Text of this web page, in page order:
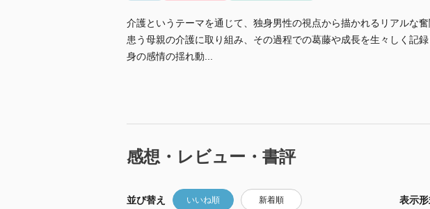
介護というテーマを通じて、独身男性の視点から描かれるリアルな
患う母親の介護に取り組み、その過程での葛藤や成長を生々しく記
身の感情の揺れ動...
感想・レビュー・書評
並び替え いいね順 新着順 表示